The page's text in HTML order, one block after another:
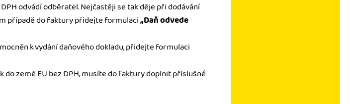
odvádí odběratel. Nejčastěji se tak děje při dodávání
případě do faktury přidejte formulaci„Daň odvede
k vydání daňového dokladu, přidejte formulaci
země EU bez DPH, musíte do faktury doplnit příslušné